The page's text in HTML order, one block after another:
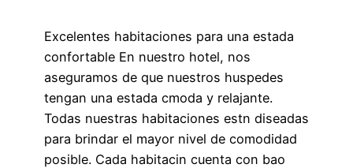
Excelentes habitaciones para una estada
confortable En nuestro hotel, nos
aseguramos de que nuestros huspedes
tengan una estada cmoda y relajante.
Todas nuestras habitaciones estn diseadas
para brindar el mayor nivel de comodidad
posible. Cada habitacin cuenta con bao